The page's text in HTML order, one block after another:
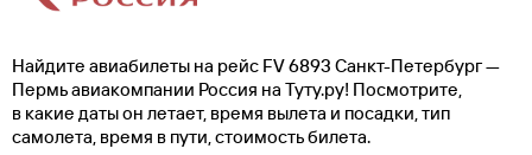
Найдите авиабилеты на рейс FV 6893 Санкт-Петербург —
Пермь авиакомпании Россия на Туту.ру! Посмотрите,
в какие даты он летает, время вылета и посадки, тип
самолета, время в пути, стоимость билета.